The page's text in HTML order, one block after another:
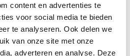
content en advertenties te
voor social media te bieden
te analyseren. Ook delen we
van onze site met onze
adverteren en analyse. Deze
en start met de
ticket.